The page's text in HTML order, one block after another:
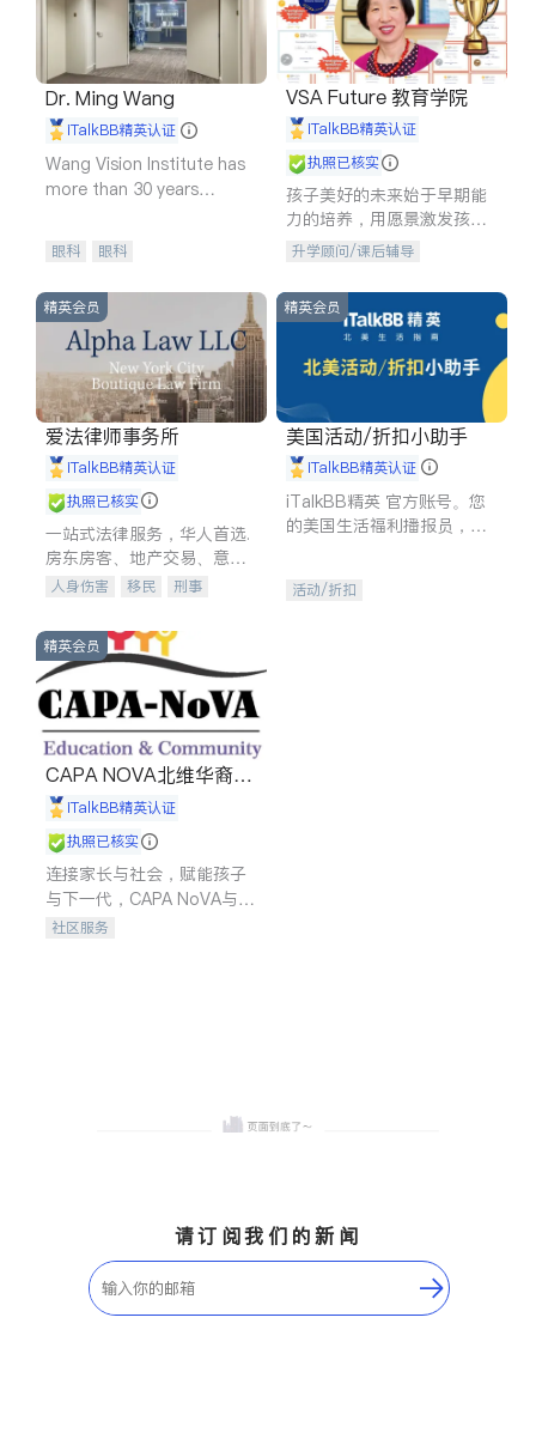
Dr. Ming Wang
iTalkBB精英认证
Wang Vision Institute has
more than 30 years
眼科 眼科
VSA Future 教育学院
iTalkBB精英认证
执照已核实
孩子美好的未来始于早期能
力的培养，用愿景激发孩子
的学习潜力和动力。理念：
石。
升学顾问/课后辅导
精英会员
爱法律师事务所
iTalkBB精英认证
执照已核实
一站式法律服务，华人首选.
房东房客、地产交易、意外
伤害、车祸重伤、商业诉
建筑合同、刑事案件全包办
人身伤害 移民
刑事
信托/遗嘱
商业
索赔
律师-其它 保释
精英会员
美国活动/折扣小助手
iTalkBB精英认证
iTalkBB精英 官方账号。您
的美国生活福利播报员，精
专属福利。
活动/折扣
精英会员
CAPA NOVA北维华裔家
长会iTalkBB精英认证
执照已核实
连接家长与社会，赋能孩子
与下一代，CAPA NoVA与您
携手建设包容、公平、充满
社区服务
请订阅我们的新闻